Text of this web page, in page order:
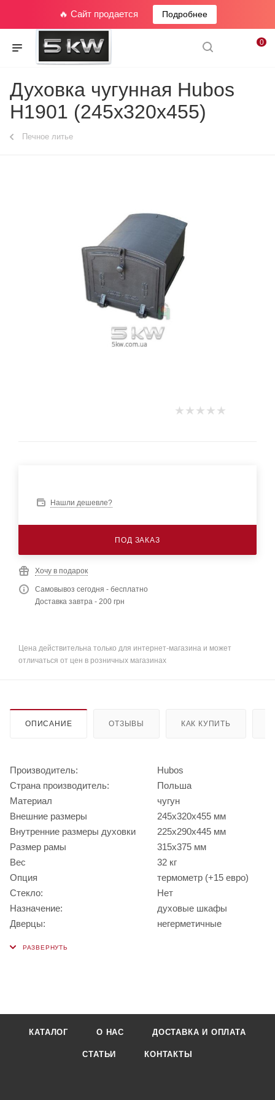
🔥 Сайт продается Подробнее
0
Духовка чугунная Hubos
Н1901 (245х320х455)
Печное литье
Нашли дешевле?
ПОД ЗАКАЗ
Хочу в подарок
Самовывоз сегодня - бесплатно
Доставка завтра - 200 грн
Цена действительна только для интернет-магазина и может
отличаться от цен в розничных магазинах
ОПИСАНИЕ ОТЗЫВЫ КАК КУПИТЬ
Производитель:
Hubos
Страна производитель:
Польша
Материал
чугун
Внешние размеры
245х320х455 мм
Внутренние размеры духовки
225х290х445 мм
Размер рамы
315х375 мм
Вес
32 кг
Опция
термометр (+15 евро)
Стекло:
Нет
Назначение:
духовые шкафы
Дверцы:
негерметичные
КАТАЛОГ О НАС ДОСТАВКА И ОПЛАТА
СТАТЬИ КОНТАКТЫ